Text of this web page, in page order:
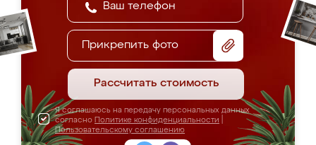
Прикрепить фото
Рассчитать стоимость
Я соглашаюсь на передачу персональных данных
согласно Политике конфиденциальности
Пользовательскому соглашению